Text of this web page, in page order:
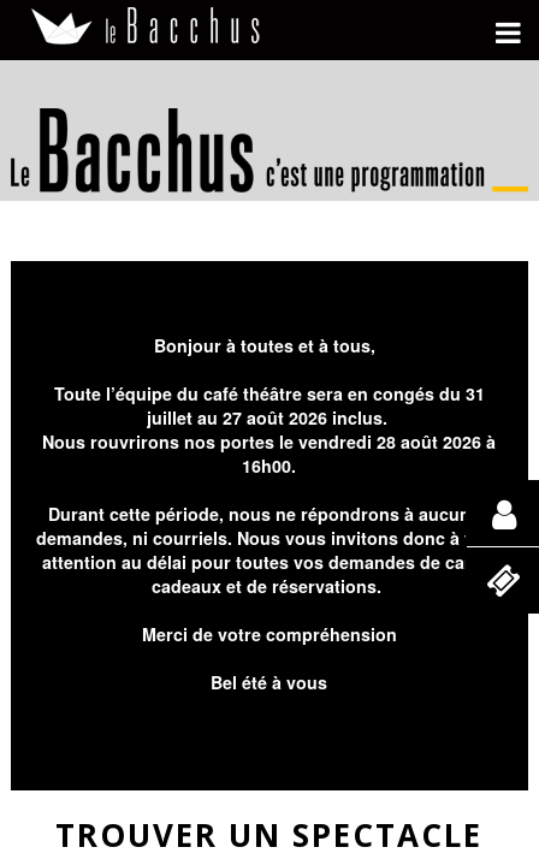
Bonjour à toutes et à tous,
Toute l’équipe du café théâtre sera en congés du 31
juillet au 27 août 2026 inclus.
Nous rouvrirons nos portes le vendredi 28 août 2026 à
16h00.
Durant cette période, nous ne répondrons à aucunes
demandes, ni courriels. Nous vous invitons donc à faire
attention au délai pour toutes vos demandes de cartes
cadeaux et de réservations.
Merci de votre compréhension
Bel été à vous
TROUVER UN SPECTACLE